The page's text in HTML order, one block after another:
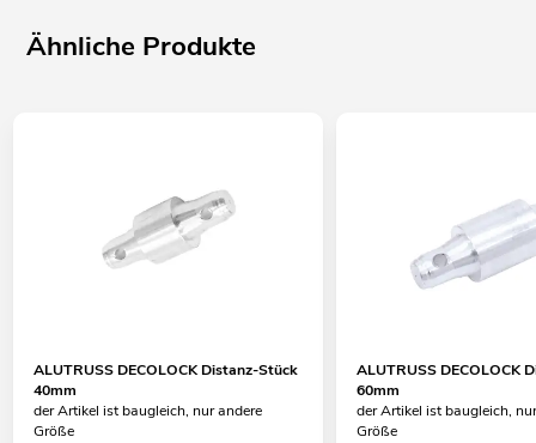
Ähnliche Produkte
ALUTRUSS DECOLOCK Distanz-Stück
40mm
der Artikel ist baugleich, nur andere
Größe
ALUTRUSS DECOLOCK
60mm
der Artikel ist baugleich,
Größe